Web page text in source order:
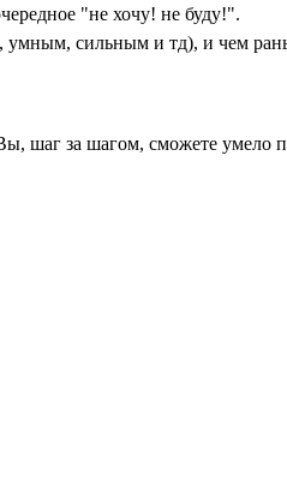
"не хочу! не буду!".
умным, сильным и тд), и чем
шаг за шагом, сможете